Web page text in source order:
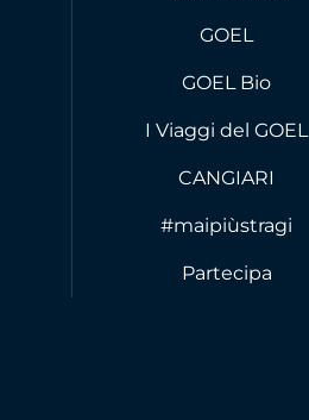
GOEL
GOEL Bio
I Viaggi del GOEL
CANGIARI
#maipiùstragi
Partecipa